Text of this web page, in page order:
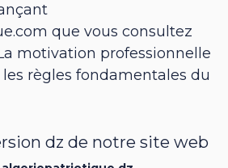
que vous consultez
motivation professionnelle
règles fondamentales du
dz de notre site web